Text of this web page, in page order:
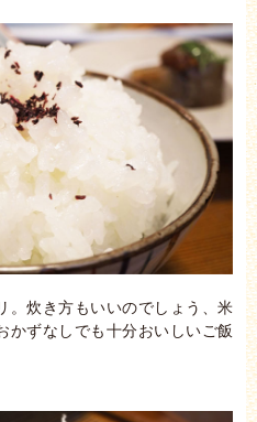
。炊き方もいいのでしょう、米
かずなしでも十分おいしいご飯